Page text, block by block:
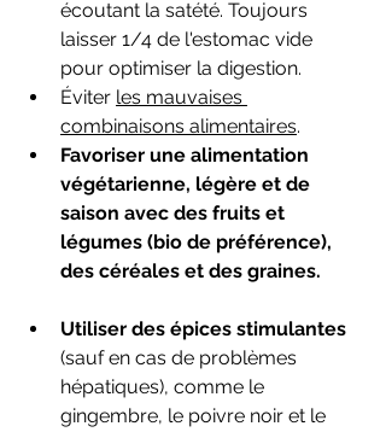
écoutant la satété. Toujours
laisser 1/4 de l'estomac vide
pour optimiser la digestion.
Éviter les mauvaises
combinaisons alimentaires.
Favoriser une alimentation
végétarienne, légère et de
saison avec des fruits et
légumes (bio de préférence),
des céréales et des graines.
Utiliser des épices stimulantes
(sauf en cas de problèmes
hépatiques), comme le
gingembre, le poivre noir et le